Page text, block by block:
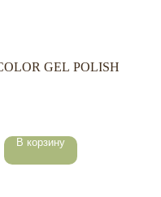
GEL POLISH
В корзину